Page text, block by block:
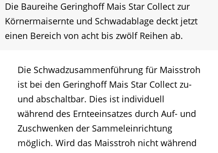
Die Baureihe Geringhoff Mais Star Collect zur
Körnermaisernte und Schwadablage deckt jetzt
einen Bereich von acht bis zwölf Reihen ab.
Die Schwadzusammenführung für Maisstroh
ist bei den Geringhoff Mais Star Collect zu-
und abschaltbar. Dies ist individuell
während des Ernteeinsatzes durch Auf- und
Zuschwenken der Sammeleinrichtung
möglich. Wird das Maisstroh nicht während